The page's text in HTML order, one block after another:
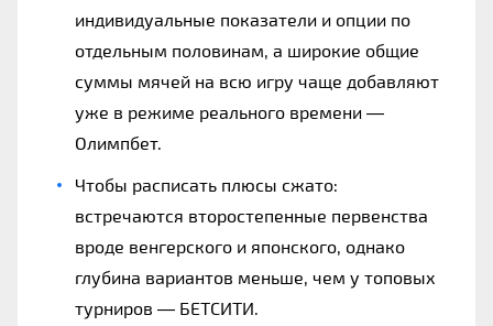
индивидуальные показатели и опции по
отдельным половинам, а широкие общие
суммы мячей на всю игру чаще добавляют
уже в режиме реального времени —
Олимпбет.
Чтобы расписать плюсы сжато:
встречаются второстепенные первенства
вроде венгерского и японского, однако
глубина вариантов меньше, чем у топовых
турниров — БЕТСИТИ.